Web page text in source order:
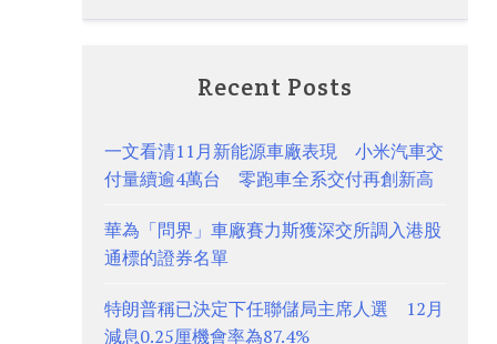
Recent Posts
一文看清11月新能源車廠表現 小米汽車交
付量續逾4萬台 零跑車全系交付再創新高
華為「問界」車廠賽力斯獲深交所調入港股
通標的證券名單
特朗普稱已決定下任聯儲局主席人選 12月
減息0.25厘機會率為87.4%